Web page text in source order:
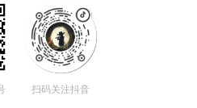
扫码关注抖音